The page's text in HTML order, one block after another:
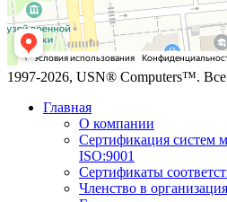
1997-2026, USN® Computers™.
Главная
О компании
Сертификация систем
ISO:9001
Сертификаты
Членство в